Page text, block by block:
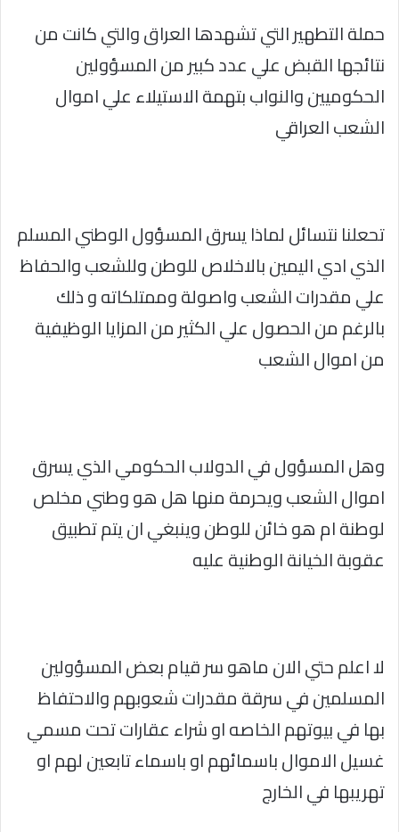
حملة التطهير التي تشهدها العراق والتي كانت من
نتائجها القبض علي عدد كبير من المسؤولين
الحكوميين والنواب بتهمة الاستيلاء علي اموال
الشعب العراقي
تحعلنا نتسائل لماذا يسرق المسؤول الوطني المسلم
الذي ادي اليمين بالاخلاص للوطن وللشعب والحفاظ
علي مقدرات الشعب واصولة وممتلكاته و ذلك
بالرغم من الحصول علي الكثير من المزايا الوظيفية
من اموال الشعب
وهل المسؤول في الدولاب الحكومي الذي يسرق
اموال الشعب ويحرمة منها هل هو وطني مخلص
لوطنة ام هو خائن للوطن وينبغي ان يتم تطبيق
عقوبة الخيانة الوطنية عليه
لا اعلم حتي الان ماهو سر قيام بعض المسؤولين
المسلمين في سرقة مقدرات شعوبهم والاحتفاظ
بها في بيوتهم الخاصه او شراء عقارات تحت مسمي
غسيل الاموال باسمائهم او باسماء تابعين لهم او
تهريبها في الخارج